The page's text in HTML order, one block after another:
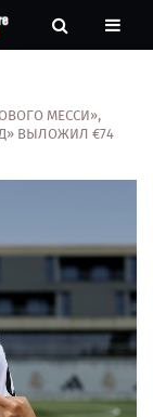
МЕССИ»,
ВЫЛОЖИЛ €74